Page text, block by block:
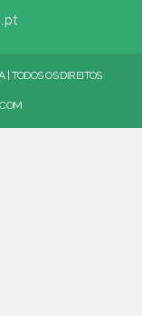
TODOS OS DIREITOS